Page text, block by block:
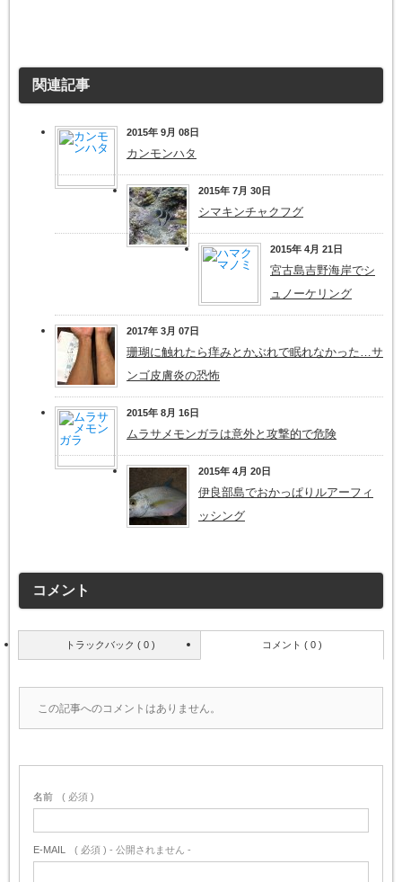
関連記事
2015年 9月 08日
カンモンハタ
2015年 7月 30日
シマキンチャクフグ
2015年 4月 21日
宮古島吉野海岸でシ
ュノーケリング
2017年 3月 07日
珊瑚に触れたら痒みとかぶれで眠れなかった…サ
ンゴ皮膚炎の恐怖
2015年 8月 16日
ムラサメモンガラは意外と攻撃的で危険
2015年 4月 20日
伊良部島でおかっぱりルアーフィ
ッシング
コメント
トラックバック ( 0 ) コメント ( 0 )
この記事へのコメントはありません。
名前 ( 必須 )
E-MAIL ( 必須 ) - 公開されません -